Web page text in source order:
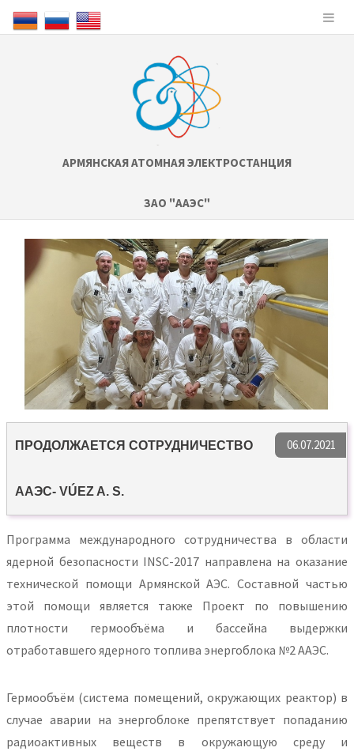
АРМЯНСКАЯ АТОМНАЯ ЭЛЕКТРОСТАНЦИЯ
ЗАО "ААЭС"
06.07.2021
ПРОДОЛЖАЕТСЯ СОТРУДНИЧЕСТВО
ААЭС- VÚEZ A. S.
Программа международного сотрудничества в области
ядерной безопасности INSC-2017 направлена на оказание
технической помощи Армянской АЭС. Составной частью
этой помощи является также Проект по повышению
плотности гермообъёма и бассейна выдержки
отработавшего ядерного топлива энергоблока №2 ААЭС.
Гермообъём (система помещений, окружающих реактор) в
случае аварии на энергоблоке препятствует попаданию
радиоактивных веществ в окружающую среду и